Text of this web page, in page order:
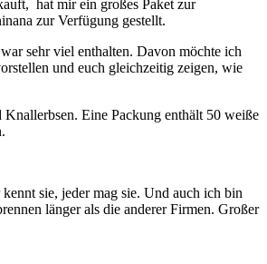
hat mir ein großes Paket zur
zur Verfügung gestellt.
sehr viel enthalten. Davon möchte ich
und euch gleichzeitig zeigen, wie
Knallerbsen. Eine Packung enthält 50 weiße
kennt sie, jeder mag sie. Und auch ich bin
länger als die anderer Firmen. Großer